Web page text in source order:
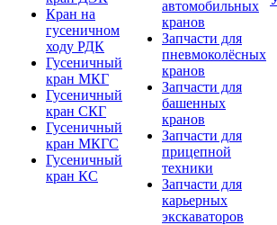
Кран на
гусеничном
ходу РДК
Гусеничный
кран МКГ
Гусеничный
кран СКГ
Гусеничный
кран МКГС
Гусеничный
кран КС
автомобильных
кранов
Запчасти для
пневмоколёсных
кранов
Запчасти для
башенных
кранов
Запчасти для
прицепной
техники
Запчасти для
карьерных
экскаваторов